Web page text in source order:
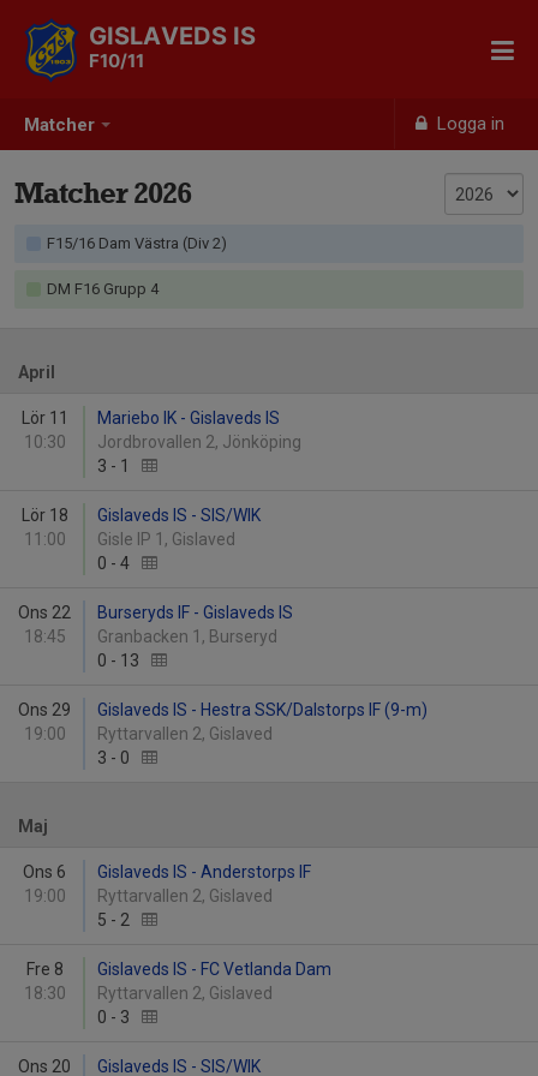
Matcher Logga in
GISLAVEDS IS
F10/11
Matcher 2026
F15/16 Dam Västra (Div 2)
DM F16 Grupp 4
April
Lör 11
10:30
Mariebo IK - Gislaveds IS
Jordbrovallen 2, Jönköping
3 - 1
Lör 18
11:00
Gislaveds IS - SIS/WIK
Gisle IP 1, Gislaved
0 - 4
Ons 22
18:45
Burseryds IF - Gislaveds IS
Granbacken 1, Burseryd
0 - 13
Ons 29
19:00
Gislaveds IS - Hestra SSK/Dalstorps IF (9-m)
Ryttarvallen 2, Gislaved
3 - 0
Maj
Ons 6
19:00
Gislaveds IS - Anderstorps IF
Ryttarvallen 2, Gislaved
5 - 2
Fre 8
18:30
Gislaveds IS - FC Vetlanda Dam
Ryttarvallen 2, Gislaved
0 - 3
Ons 20
Gislaveds IS - SIS/WIK